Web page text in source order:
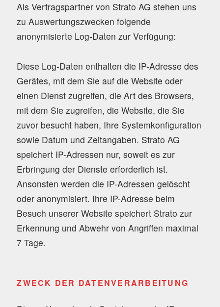
Als Vertragspartner von Strato AG stehen uns
zu Auswertungszwecken folgende
anonymisierte Log-Daten zur Verfügung:
Diese Log-Daten enthalten die IP-Adresse des
Gerätes, mit dem Sie auf die Website oder
einen Dienst zugreifen, die Art des Browsers,
mit dem Sie zugreifen, die Website, die Sie
zuvor besucht haben, Ihre Systemkonfiguration
sowie Datum und Zeitangaben. Strato AG
speichert IP-Adressen nur, soweit es zur
Erbringung der Dienste erforderlich ist.
Ansonsten werden die IP-Adressen gelöscht
oder anonymisiert. Ihre IP-Adresse beim
Besuch unserer Website speichert Strato zur
Erkennung und Abwehr von Angriffen maximal
7 Tage.
ZWECK DER DATENVERARBEITUNG